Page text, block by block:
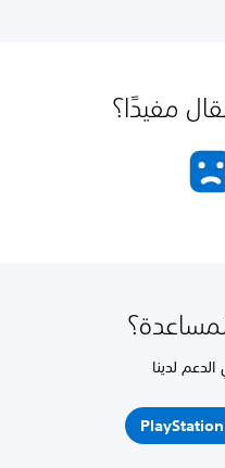
مفيدًا؟
لدينا